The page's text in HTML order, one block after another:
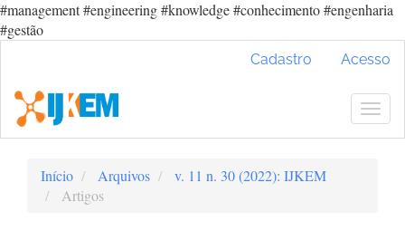
#management #engineering #knowledge #conhecimento #engenharia
#gestão
Conteúdo
principal
Barra
Cadastro Acesso
Início Arquivos
v. 11 n. 30 (2022): IJKEM
Artigos